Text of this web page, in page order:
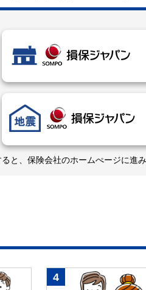
と、保険会社のホームぺージに進み
4